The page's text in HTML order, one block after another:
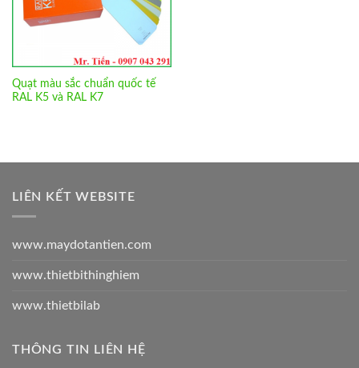
Quạt màu sắc chuẩn quốc tế
RAL K5 và RAL K7
LIÊN KẾT WEBSITE
www.maydotantien.com
www.thietbithinghiem
www.thietbilab
THÔNG TIN LIÊN HỆ